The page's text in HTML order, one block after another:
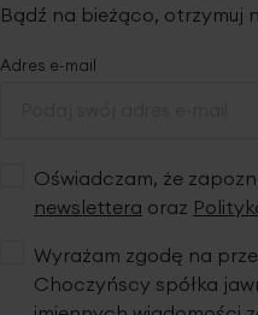
Bądź na bieżąco, otrzymuj
Adres e-mail
Oświadczam, że
newslettera oraz
Wyrażam zgodę na
Choczyńscy spółka